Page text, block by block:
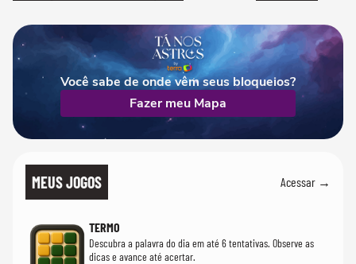
Você sabe de onde vêm seus bloqueios?
Fazer meu Mapa
MEUS JOGOS Acessar →
TERMO
Descubra a palavra do dia em até 6 tentativas. Observe as
dicas e avance até acertar.